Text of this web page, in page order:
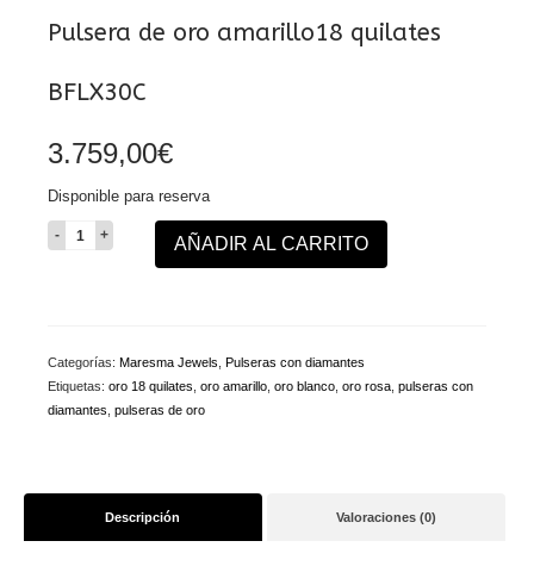
Pulsera de oro amarillo18 quilates
BFLX30C
3.759,00€
Disponible para reserva
Pulsera
de
cantidad
AÑADIR AL CARRITO
Categorías: Maresma Jewels Pulseras con diamantes
Etiquetas: oro 18 quilates oro amarillo oro blanco oro rosa pulseras con
diamantes pulseras de oro
Descripción Valoraciones (0)